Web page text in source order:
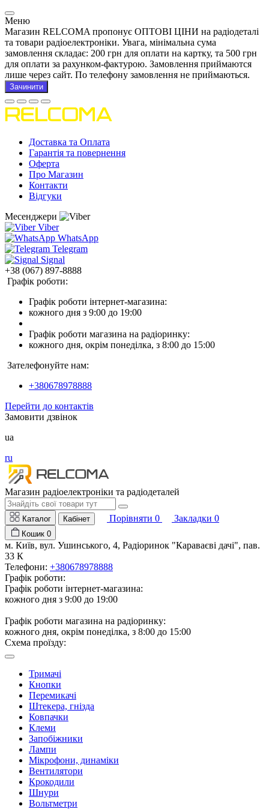
Меню
Магазин RELCOMA пропонує ОПТОВІ ЦІНИ на радіодеталі
та товари радіоелектроніки. Увага, мінімальна сума
замовлення складає: 200 грн для оплати на картку, та 500 грн
для оплати за рахунком-фактурою. Замовлення приймаются
лише через сайт. По телефону замовлення не приймаються.
Зачинити
Доставка та Оплата
Гарантія та повернення
Оферта
Про Магазин
Контакти
Відгуки
Месенджери
Viber
WhatsApp
Telegram
Signal
+38 (067) 897-8888
Графік роботи:
Графік роботи інтернет-магазина:
кожного дня з 9:00 до 19:00
Графік роботи магазина на радіоринку:
кожного дня, окрім понеділка, з 8:00 до 15:00
Зателефонуйте нам:
+380678978888
Перейти до контактів
Замовити дзвінок
ua
ru
Магазин радіоелектроніки та радіодеталей
Каталог Кабінет Порівняти 0 Закладки 0
Кошик 0
м. Київ, вул. Ушинського, 4, Радіоринок "Караваєві дачі", пав.
33 К
Телефони: +380678978888
Графік роботи:
Графік роботи інтернет-магазина:
кожного дня з 9:00 до 19:00
Графік роботи магазина на радіоринку:
кожного дня, окрім понеділка, з 8:00 до 15:00
Схема проїзду:
Тримачі
Кнопки
Перемикачі
Штекера, гнізда
Ковпачки
Клеми
Запобіжники
Лампи
Мікрофони, динаміки
Вентилятори
Крокодили
Шнури
Вольтметри